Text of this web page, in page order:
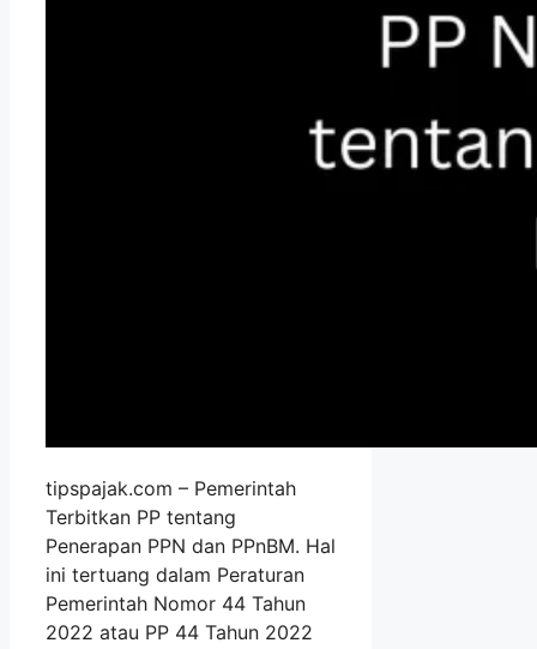
tipspajak.com – Pemerintah
Terbitkan PP tentang
Penerapan PPN dan PPnBM. Hal
ini tertuang dalam Peraturan
Pemerintah Nomor 44 Tahun
2022 atau PP 44 Tahun 2022